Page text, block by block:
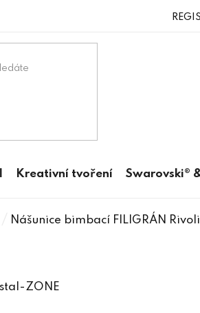
Kreativní tvoření Swarovski®
Nášunice bimbací FILIGRÁN
ZONE